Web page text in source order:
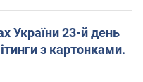
України 23-й день
з картонками.